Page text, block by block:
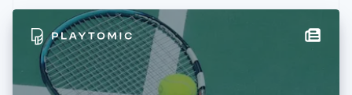
Duitsland
DeutschEnglish
Estland
English
Finland
EnglishSvenska